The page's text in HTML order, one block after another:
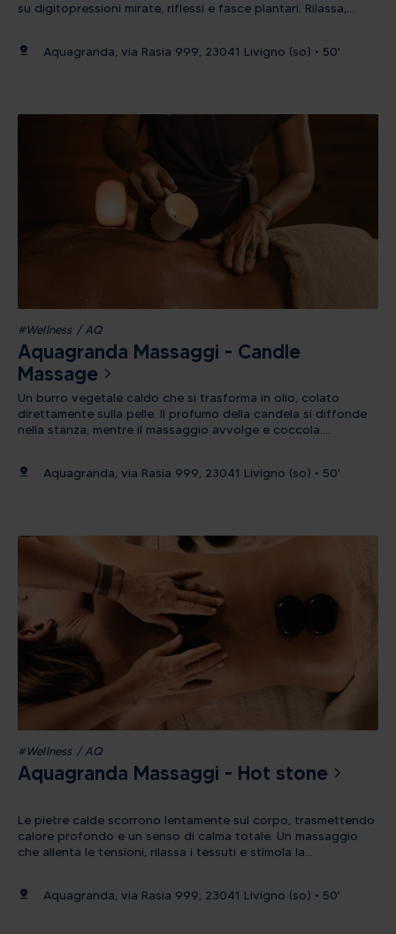
su digitopressioni mirate, riflessi e fasce plantari. Rilassa,
telefonicamente la reception di Aquagranda per concordare
pin_drop Aquagranda, via Rasia 999, 23041 Livigno (so) • 50'
#Wellness / AQ
Aquagranda Massaggi - Candle
Massage
Un burro vegetale caldo che si trasforma in olio, colato
direttamente sulla pelle. Il profumo della candela si diffonde
nella stanza, mentre il massaggio avvolge e coccola.
telefonicamente la reception di Aquagranda per concordare
pin_drop Aquagranda, via Rasia 999, 23041 Livigno (so) • 50'
#Wellness / AQ
Aquagranda Massaggi - Hot stone
Le pietre calde scorrono lentamente sul corpo, trasmettendo
calore profondo e un senso di calma totale. Un massaggio
che allenta le tensioni, rilassa i tessuti e stimola la
massaggio, è necessario contattare telefonicamente la
pin_drop Aquagranda, via Rasia 999, 23041 Livigno (so) • 50'